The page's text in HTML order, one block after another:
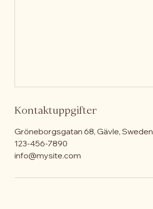
Kontaktuppgifter
Gröneborgsgatan 68, Gävle, Sweden
123-456-7890
info@mysite.com